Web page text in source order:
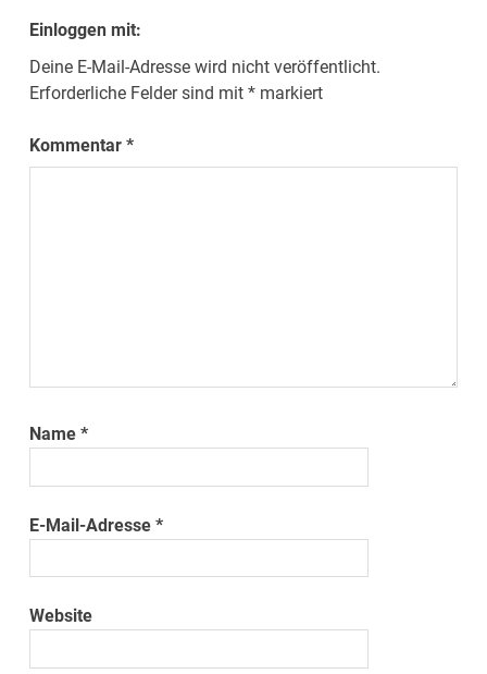
Einloggen mit:
Deine E-Mail-Adresse wird nicht veröffentlicht.
Erforderliche Felder sind mit* markiert
Kommentar*
Name*
E-Mail-Adresse*
Website